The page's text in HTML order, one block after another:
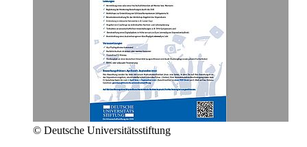
© Deutsche Universitätsstiftung